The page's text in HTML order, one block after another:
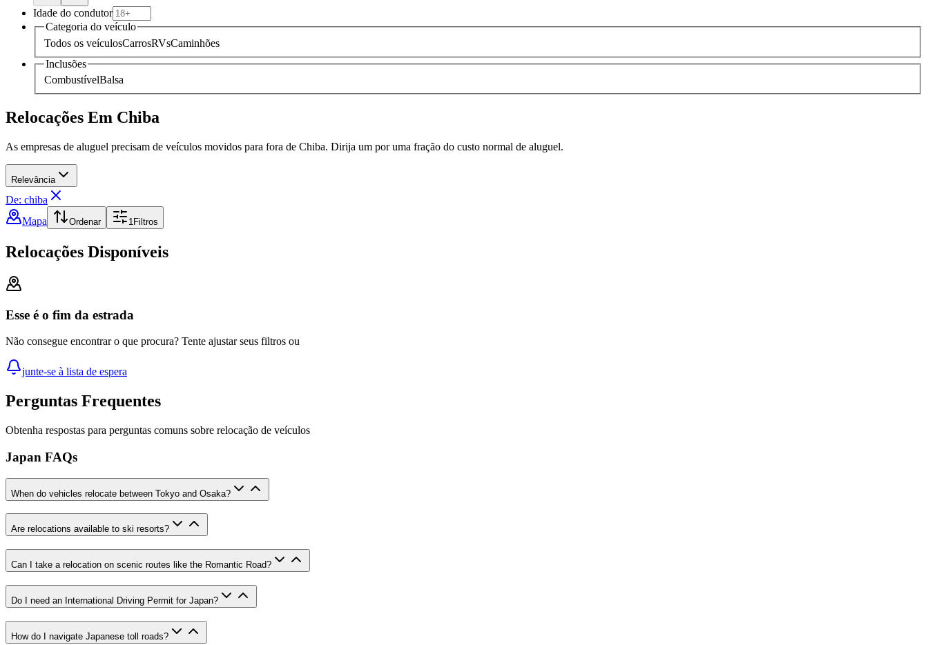
Idade do condutor
Categoria do veículo
Todos os veículosCarrosRVsCaminhões
Inclusões
CombustívelBalsa
Relocações Em Chiba
As empresas de aluguel precisam de veículos movidos para fora de Chiba. Dirija um por uma fração do custo normal de aluguel.
Relevância
De: chiba
Mapa
Ordenar 1Filtros
Relocações Disponíveis
Esse é o fim da estrada
Não consegue encontrar o que procura? Tente ajustar seus filtros ou
junte-se à lista de espera
Perguntas Frequentes
Obtenha respostas para perguntas comuns sobre relocação de veículos
Japan FAQs
When do vehicles relocate between Tokyo and Osaka?
Are relocations available to ski resorts?
Can I take a relocation on scenic routes like the Romantic Road?
Do I need an International Driving Permit for Japan?
How do I navigate Japanese toll roads?